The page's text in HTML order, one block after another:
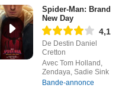
Spider-Man: Brand
New Day
4,1
De Destin Daniel
Cretton
Avec Tom Holland,
Zendaya, Sadie Sink
Bande-annonce